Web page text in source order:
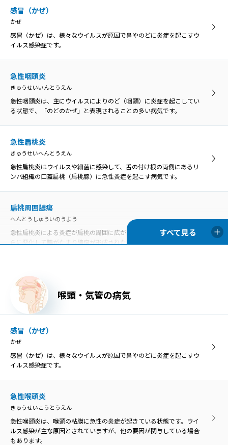
感冒（かぜ）
かぜ
感冒（かぜ）は、様々なウイルスが原因で鼻やのどに炎症を起こすウ
イルス感染症です。
急性咽頭炎
きゅうせいいんとうえん
急性咽頭炎は、主にウイルスによりのど（咽頭）に炎症を起こしてい
る状態で、「のどのかぜ」と表現されることの多い病気です。
急性扁桃炎
きゅうせいへんとうえん
急性扁桃炎はウイルスや細菌に感染して、舌の付け根の両側にあるリ
ンパ組織の口蓋扁桃（扁桃腺）に急性炎症を起こす病気です。
扁桃周囲膿瘍
へんとうしゅういのうよう
急性扁桃炎による炎症が扁桃の周囲に広がったものを扁桃周囲炎、さ
らに悪化して膿がたまり膿瘍が形成された状態を扁桃周囲膿瘍といい
口内炎
こうないえん
口内炎は、口の中の粘膜に炎症を起こす病気の総称です。口の中の痛
みや不快感が主な症状です。
いぶつ・がいしょう
い、異物によってのどが傷つくと、膿がたまって感染を引き起こす原
因になることがあります。
口腔乾燥症
こうくうかんそうしょう
喉頭・気管の病気
感冒（かぜ）
かぜ
感冒（かぜ）は、様々なウイルスが原因で鼻やのどに炎症を起こすウ
イルス感染症です。
急性喉頭炎
きゅうせいこうとうえん
急性喉頭炎は、喉頭の粘膜に急性の炎症が起きている状態です。ウイ
ルス感染が主な原因とされていますが、他の要因が関与している場合
もあります。